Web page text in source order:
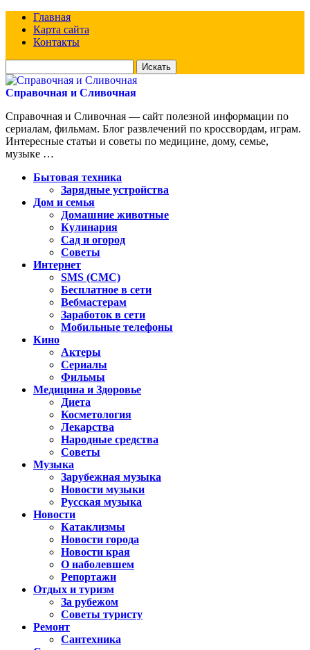
Главная
Карта сайта
Контакты
для:
Справочная и Сливочная
Справочная и Сливочная — сайт полезной информации по
сериалам, фильмам. Блог развлечений по кроссвордам, играм.
Интересные статьи и советы по медицине, дому, семье,
музыке …
Бытовая техника
Зарядные устройства
Дом и семья
Домашние животные
Кулинария
Сад и огород
Советы
Интернет
SMS (СМС)
Бесплатное в сети
Вебмастерам
Заработок в сети
Мобильные телефоны
Кино
Актеры
Сериалы
Фильмы
Медицина и Здоровье
Диета
Косметология
Лекарства
Народные средства
Советы
Музыка
Зарубежная музыка
Новости музыки
Русская музыка
Новости
Катаклизмы
Новости города
Новости края
О наболевшем
Репортажи
Отдых и туризм
За рубежом
Советы туристу
Ремонт
Сантехника